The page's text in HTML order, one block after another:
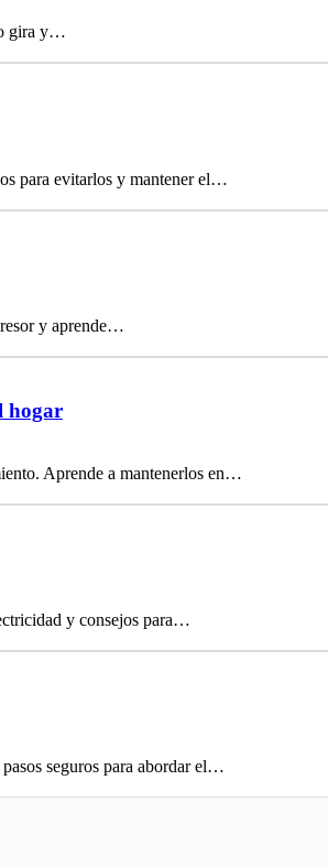
gira y…
para evitarlos y mantener el…
y aprende…
hogar
Aprende a mantenerlos en…
y consejos para…
seguros para abordar el…